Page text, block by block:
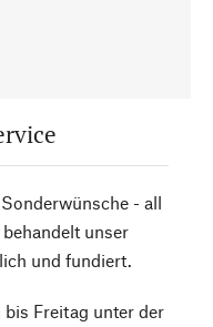
- all
unser
und fundiert.
Freitag unter der